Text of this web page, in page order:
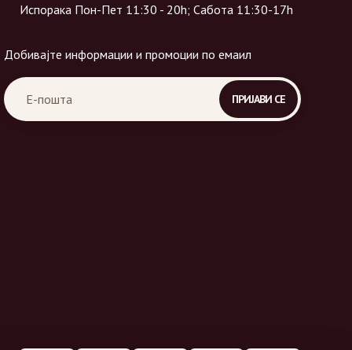
Испорака Пон-Пет 11:30 - 20h; Сабота 11:30-17h
Добивајте информации и промоции по емаил